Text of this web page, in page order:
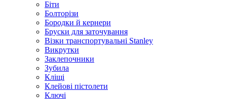
Біти
Болторізи
Бородки й кернери
Бруски для заточування
Візки транспортувальні Stanley
Викрутки
Заклепочники
Зубила
Кліщі
Клейові пістолети
Ключі